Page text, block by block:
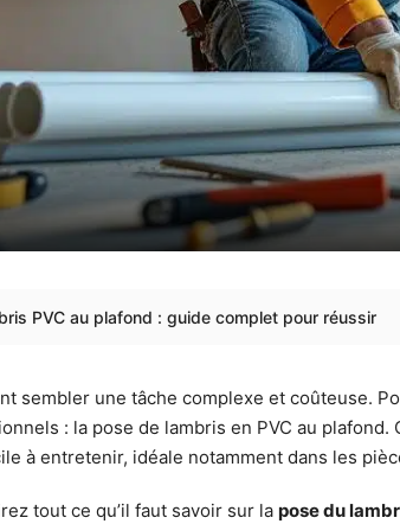
PVC au plafond : guide complet pour réussir
sembler une tâche complexe et
: la pose de lambris en PVC au
à entretenir, idéale notamment dans les
tout ce qu’il faut savoir sur la pose du